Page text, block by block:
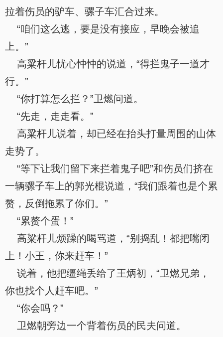
拉着伤员的驴车、骡子车汇合过来。
“咱们这么逃，要是没有接应，早晚会被追
上。”
高粱杆儿忧心忡忡的说道，“得拦鬼子一道才
行。”
“你打算怎么拦？”卫燃问道。
“先走，走走看。”
高粱杆儿说着，却已经在抬头打量周围的山体
走势了。
“等下让我们留下来拦着鬼子吧”和伤员们挤在
一辆骡子车上的郭光棍说道，“我们跟着也是个累
赘，反倒拖累了你们。”
“累赘个蛋！”
高粱杆儿烦躁的喝骂道，“别捣乱！都把嘴闭
上！小王，你来赶车！”
说着，他把缰绳丢给了王炳初，“卫燃兄弟，
你也找个人赶车吧。”
“你会吗？”
卫燃朝旁边一个背着伤员的民夫问道。